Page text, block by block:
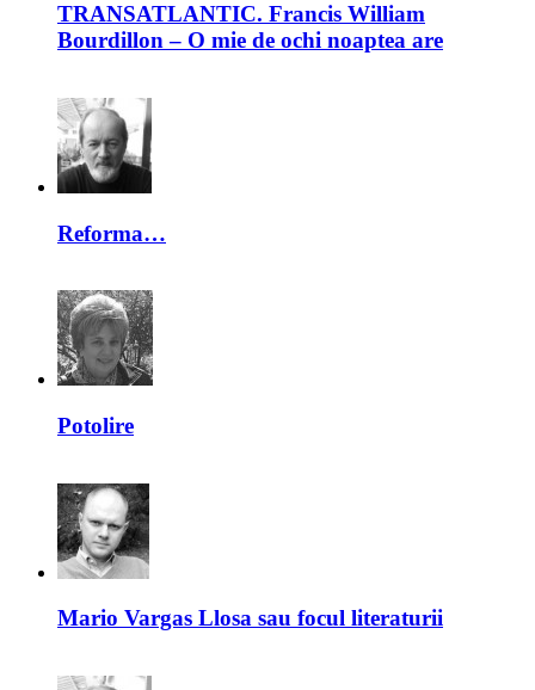
TRANSATLANTIC. Francis William
Bourdillon – O mie de ochi noaptea are
Reforma…
Potolire
Mario Vargas Llosa sau focul literaturii